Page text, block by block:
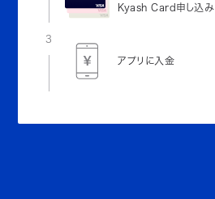
Kyash Card申し込み
3
アプリに入金